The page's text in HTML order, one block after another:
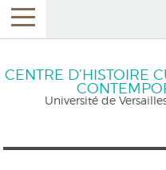
CENTRE D’HISTOIRE
Université de